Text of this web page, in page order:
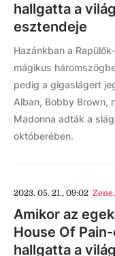
hallgatta a
esztendeje
Hazánkban a
mágikus
pedig a gigaslágert
Alban, Bobby Brown,
Madonna adták a
októberében.
2023. 05. 21., 09:02 Zene,
Amikor az
House Of
hallgatta a